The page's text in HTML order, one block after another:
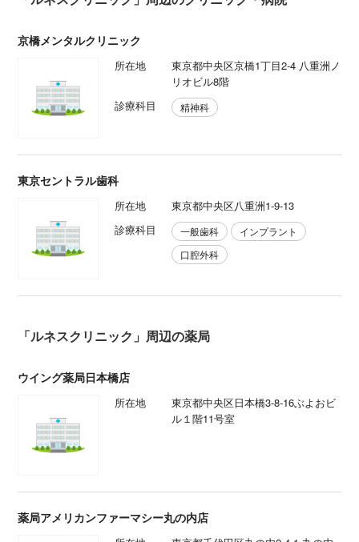
京橋メンタルクリニック
所在地
東京都中央区京橋1丁目2-4 八重洲ノ
リオビル8階
診療科目
精神科
東京セントラル歯科
所在地
東京都中央区八重洲1-9-13
診療科目
一般歯科
インプラント
口腔外科
「ルネスクリニック」周辺の薬局
ウイング薬局日本橋店
所在地
東京都中央区日本橋3-8-16ぶよおビ
ル１階11号室
薬局アメリカンファーマシー丸の内店